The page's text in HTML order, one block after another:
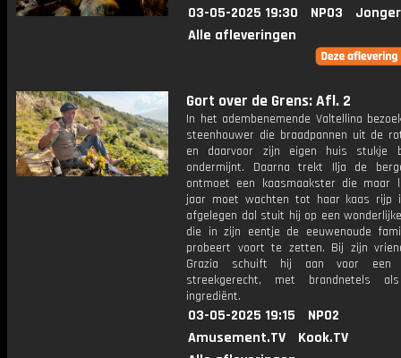
03-05-2025 19:30 NPO3
Alle afleveringen
Gort over de Grens: Afl. 2
In het adembenemende Valtellina
steenhouwer die braadpannen uit de
en daarvoor zijn eigen huis stukje
ondermijnt. Daarna trekt Ilja de
ontmoet een kaasmaakster die maar
jaar moet wachten tot haar kaas rijp
afgelegen dal stuit hij op een
die in zijn eentje de eeuwenoude
probeert voort te zetten. Bij zijn
Grazia schuift hij aan voor een
streekgerecht, met brandnetels
ingrediënt.
03-05-2025 19:15
NPO2
Amusement.TV
Kook.TV